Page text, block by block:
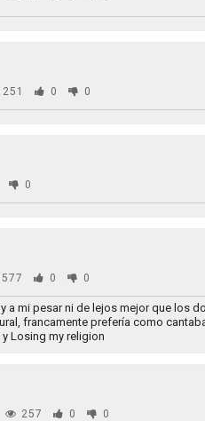
251 0 0
0
577 0 0
a mi pesar ni de lejos mejor que los
francamente prefería como
Losing my religion
257 0 0